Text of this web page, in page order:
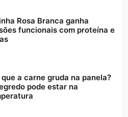
Rosa Branca ganha
funcionais com proteína e
que a carne gruda na panela?
pode estar na